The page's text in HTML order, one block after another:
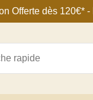
Offerte dès 120€* -